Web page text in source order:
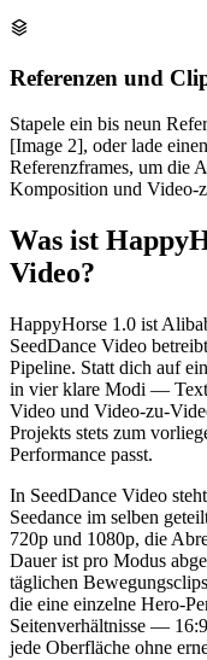
Referenzen und
Stapele ein bis neun
[Image 2], oder lade
Referenzframes, um die
Komposition und Video-
Was ist
Video?
HappyHorse 1.0 ist
SeedDance Video
Pipeline. Statt dich auf
in vier klare Modi — Text
Video und Video-zu-
Projekts stets zum
Performance passt.
In SeedDance Video
Seedance im selben
720p und 1080p, die
Dauer ist pro Modus
täglichen
die eine einzelne Hero-
Seitenverhältnisse —
jede Oberfläche ohne